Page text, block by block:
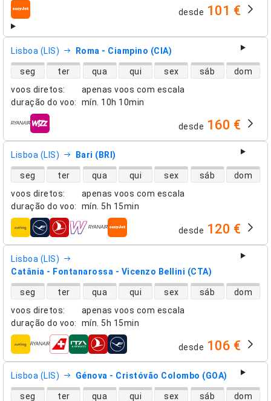
companhias aéreas desde 101 €
Lisboa (LIS) Roma - Ciampino (CIA)
voos diretos:
apenas voos com escala
duração do voo: mín. 10h 10min
disponibilidade de voos diretos
seg ter qua qui sex sáb dom
companhias aéreas desde 160 €
Lisboa (LIS) Bari (BRI)
voos diretos:
apenas voos com escala
duração do voo: mín. 5h 15min
disponibilidade de voos diretos
seg ter qua qui sex sáb dom
companhias aéreas desde 120 €
Lisboa (LIS)
Catânia - Fontanarossa - Vicenzo Bellini (CTA)
voos diretos:
apenas voos com escala
duração do voo: mín. 5h 15min
disponibilidade de voos diretos
seg ter qua qui sex sáb dom
companhias aéreas desde 106 €
Lisboa (LIS) Génova - Cristóvão Colombo (GOA)
disponibilidade de voos diretos
seg ter qua qui sex sáb dom